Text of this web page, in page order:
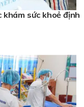
khám sức khoẻ định